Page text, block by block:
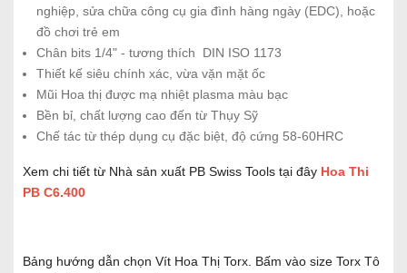
nghiệp, sửa chữa công cụ gia đình hàng ngày (EDC), hoặc
đồ chơi trẻ em
Chân bits 1/4" - tương thích DIN ISO 1173
Thiết kế siêu chính xác, vừa vặn mặt ốc
Mũi Hoa thị được mạ nhiệt plasma màu bạc
Bền bỉ, chất lượng cao đến từ Thụy Sỹ
Chế tác từ thép dụng cụ đặc biệt, độ cứng 58-60HRC
Xem chi tiết từ Nhà sản xuất PB Swiss Tools tại đây Hoa Thi
PB C6.400
Bảng hướng dẫn chọn Vít Hoa Thị Torx. Bấm vào size Torx Tô